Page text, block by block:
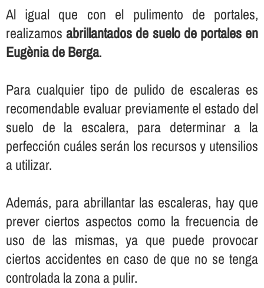
Al igual que con el pulimento de portales,
realizamosabrillantados de suelo de portales en
Eugènia de Berga.
Para cualquier tipo de pulido de escaleras es
recomendable evaluar previamente el estado del
suelo de la escalera, para determinar a la
perfección cuáles serán los recursos y utensilios
a utilizar.
Además, para abrillantar las escaleras, hay que
prever ciertos aspectos como la frecuencia de
uso de las mismas, ya que puede provocar
ciertos accidentes en caso de que no se tenga
controlada la zona a pulir.